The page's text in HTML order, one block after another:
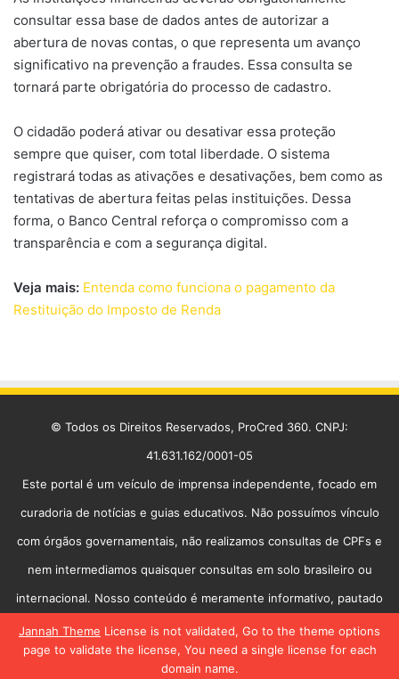
Jannah Theme License is not validated, Go to the theme options
page to validate the license, You need a single license for each
domain name.
consultar essa base de dados antes de autorizar a
abertura de novas contas, o que representa um avanço
significativo na prevenção a fraudes. Essa consulta se
tornará parte obrigatória do processo de cadastro.
O cidadão poderá ativar ou desativar essa proteção
sempre que quiser, com total liberdade. O sistema
registrará todas as ativações e desativações, bem como as
tentativas de abertura feitas pelas instituições. Dessa
forma, o Banco Central reforça o compromisso com a
transparência e com a segurança digital.
Veja mais: Entenda como funciona o pagamento da
Restituição do Imposto de Renda
© Todos os Direitos Reservados, ProCred 360. CNPJ:
41.631.162/0001-05
Este portal é um veículo de imprensa independente, focado em
curadoria de notícias e guias educativos. Não possuímos vínculo
com órgãos governamentais, não realizamos consultas de CPFs e
nem intermediamos quaisquer consultas em solo brasileiro ou
internacional. Nosso conteúdo é meramente informativo, pautado
na transparência e na utilidade pública.
Início
Política de Privacidade Contato Equipe